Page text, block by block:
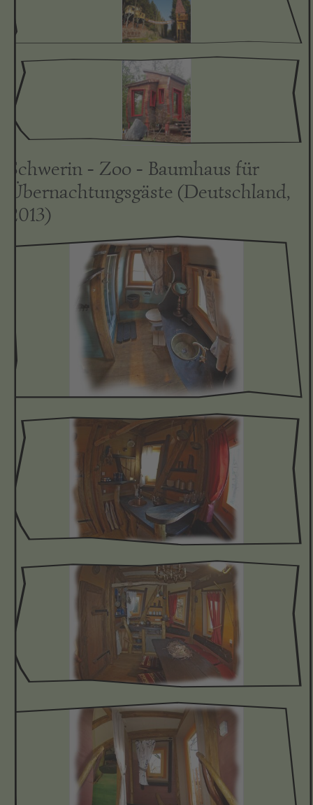
Schwerin - Zoo - Baumhaus für
Übernachtungsgäste (Deutschland,
2013)